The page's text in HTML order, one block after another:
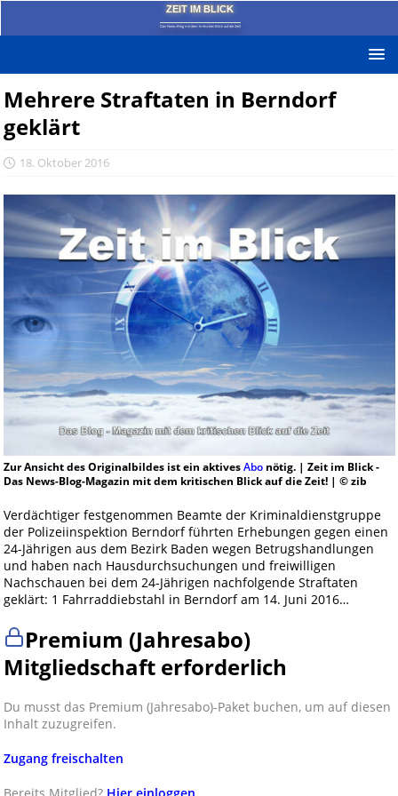
ZEIT IM BLICK
Das News-Blog mit dem kritischen Blick auf die Zeit!
Mehrere Straftaten in Berndorf
geklärt
18. Oktober 2016
Zur Ansicht des Originalbildes ist ein aktivesAbonötig. | Zeit im Blick -
Das News-Blog-Magazin mit dem kritischen Blick auf die Zeit! | © zib
Verdächtiger festgenommen Beamte der Kriminaldienstgruppe
der Polizeiinspektion Berndorf führten Erhebungen gegen einen
24-Jährigen aus dem Bezirk Baden wegen Betrugshandlungen
und haben nach Hausdurchsuchungen und freiwilligen
Nachschauen bei dem 24-Jährigen nachfolgende Straftaten
geklärt: 1 Fahrraddiebstahl in Berndorf am 14. Juni 2016…
Premium (Jahresabo)
Mitgliedschaft erforderlich
Du musst das Premium (Jahresabo)-Paket buchen, um auf diesen
Inhalt zuzugreifen.
Zugang freischalten